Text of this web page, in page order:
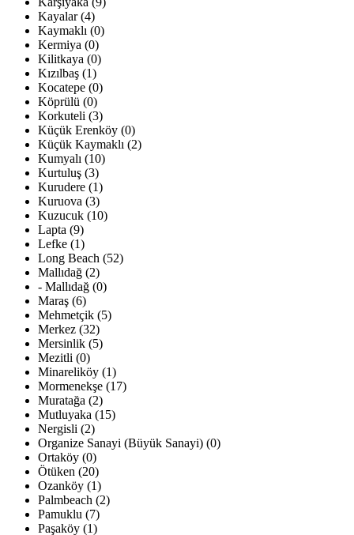
Kayalar (4)
Kaymaklı (0)
Kermiya (0)
Kilitkaya (0)
Kızılbaş (1)
Kocatepe (0)
Köprülü (0)
Korkuteli (3)
Küçük Erenköy (0)
Küçük Kaymaklı (2)
Kumyalı (10)
Kurtuluş (3)
Kurudere (1)
Kuruova (3)
Kuzucuk (10)
Lapta (9)
Lefke (1)
Long Beach (52)
Mallıdağ (2)
- Mallıdağ (0)
Maraş (6)
Mehmetçik (5)
Merkez (32)
Mersinlik (5)
Mezitli (0)
Minareliköy (1)
Mormenekşe (17)
Muratağa (2)
Mutluyaka (15)
Nergisli (2)
Organize Sanayi (Büyük Sanayi) (0)
Ortaköy (0)
Ötüken (20)
Ozanköy (1)
Palmbeach (2)
Pamuklu (7)
Paşaköy (1)